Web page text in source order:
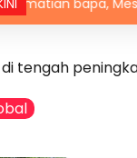
Messi tidak sertai
tengah